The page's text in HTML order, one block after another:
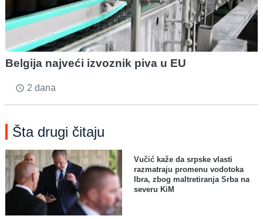
Belgija najveći izvoznik piva u EU
access_time 2 dana
Šta drugi čitaju
Vučić kaže da srpske vlasti
razmatraju promenu vodotoka
Ibra, zbog maltretiranja Srba na
severu KiM